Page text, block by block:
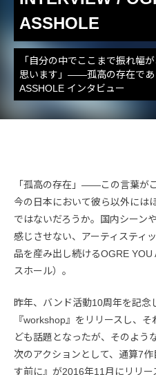
ASSHOLE
「自分の中でここまで振れ幅
思います」――孤高の存在であ
ASSHOLE インタビュー
「孤高の存在」――この言葉が
今の日本において彼ら以外には
ではないだろうか。国内シーン
感じさせない、アーティスティ
品を産み出し続けるOGRE
スホール）。
昨年、バンド活動10周年を記念
『workshop』をリリースし、
ども話題となったが、そのよう
次のアクションとして、通算7
す前に』が2016年11月にリリー